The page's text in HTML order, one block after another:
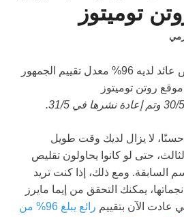
توميتوز
حسنًا، لا يزال لديك وقت طويل
حتى لو كانوا يحاولون تقليص
السابقة. ومع ذلك، إذا كنت تريد
يمكنك التحقق من إيما مايرز
عادت الآن بتقييم
رائع يبلغ 96% من